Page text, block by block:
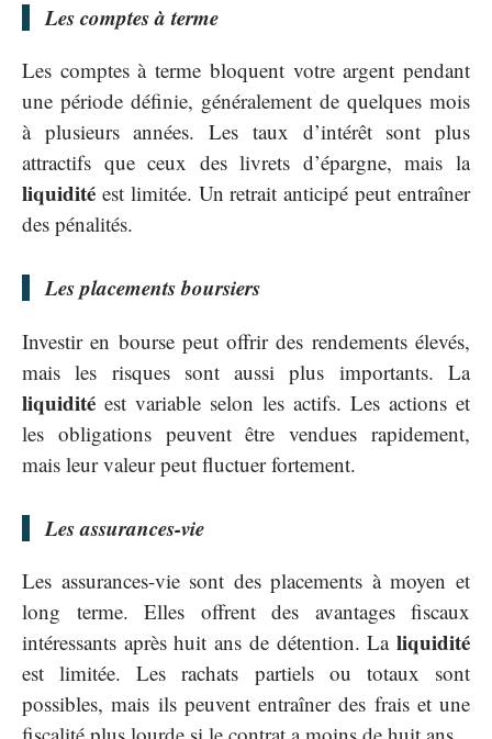
Les comptes à terme
Les comptes à terme bloquent votre argent pendant
une période définie, généralement de quelques mois
à plusieurs années. Les taux d’intérêt sont plus
attractifs que ceux des livrets d’épargne, mais la
liquidité est limitée. Un retrait anticipé peut entraîner
des pénalités.
Les placements boursiers
Investir en bourse peut offrir des rendements élevés,
mais les risques sont aussi plus importants. La
liquidité est variable selon les actifs. Les actions et
les obligations peuvent être vendues rapidement,
mais leur valeur peut fluctuer fortement.
Les assurances-vie
Les assurances-vie sont des placements à moyen et
long terme. Elles offrent des avantages fiscaux
intéressants après huit ans de détention. La liquidité
est limitée. Les rachats partiels ou totaux sont
possibles, mais ils peuvent entraîner des frais et une